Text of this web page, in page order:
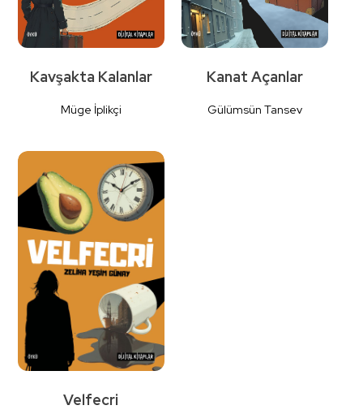
Detaylı
İncele
Kavşakta Kalanlar
Müge İplikçi
Kanat Açanlar
Gülümsün Tansev
Velfecri